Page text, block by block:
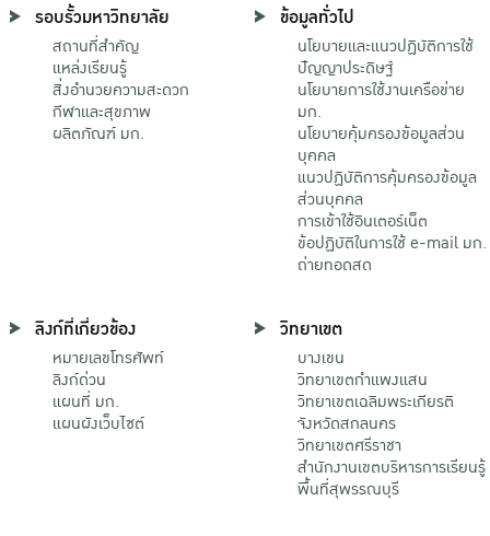
รอบรั้วมหาวิทยาลัย
สถานที่สำคัญ
แหล่งเรียนรู้
สิ่งอำนวยความสะดวก
กีฬาและสุขภาพ
ผลิตภัณฑ์ มก.
ข้อมูลทั่วไป
นโยบายและแนวปฏิบัติการใช้
ปัญญาประดิษฐ์
นโยบายการใช้งานเครือข่าย
มก.
นโยบายคุ้มครองข้อมูลส่วน
บุคคล
แนวปฏิบัติการคุ้มครองข้อมูล
ส่วนบุคคล
การเข้าใช้อินเตอร์เน็ต
ข้อปฏิบัติในการใช้ e-mail มก.
ถ่ายทอดสด
ลิงก์ที่เกี่ยวข้อง
หมายเลขโทรศัพท์
ลิงก์ด่วน
แผนที่ มก.
แผนผังเว็บไซต์
วิทยาเขต
บางเขน
วิทยาเขตกําแพงแสน
วิทยาเขตเฉลิมพระเกียรติ
จังหวัดสกลนคร
วิทยาเขตศรีราชา
สำนักงานเขตบริหารการเรียนรู้
พื้นที่สุพรรณบุรี